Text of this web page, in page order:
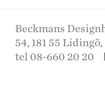
Beckmans
54, 181 55 Lidingö,
tel 08-660 20 20